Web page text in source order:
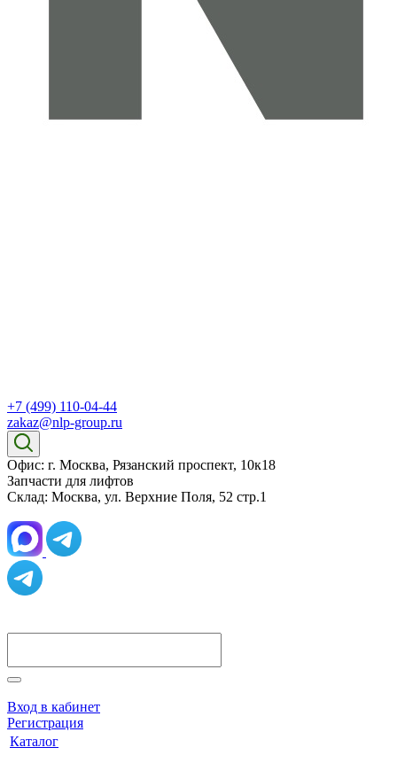
+7 (499) 110-04-44
zakaz@nlp-group.ru
Офис: г. Москва, Рязанский проспект, 10к18
Запчасти для лифтов
Склад: Москва, ул. Верхние Поля, 52 стр.1
Вход в кабинет
Регистрация
Каталог